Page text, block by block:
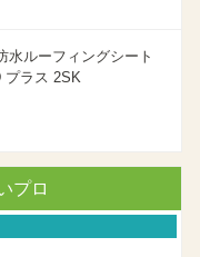
水ルーフィングシート
プラス 2SK
プロ